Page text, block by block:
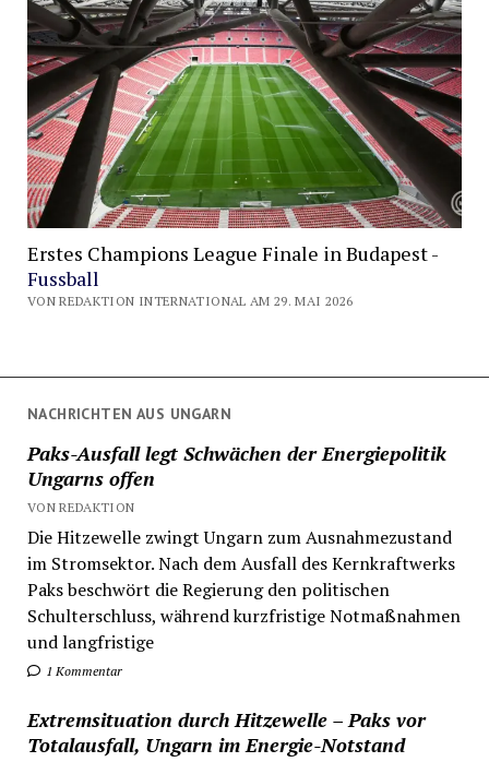
NACHRICHTEN AUS UNGARN
Paks-Ausfall legt Schwächen der Energiepolitik
Ungarns offen
VON REDAKTION
Die Hitzewelle zwingt Ungarn zum Ausnahmezustand
im Stromsektor. Nach dem Ausfall des Kernkraftwerks
Paks beschwört die Regierung den politischen
Schulterschluss, während kurzfristige Notmaßnahmen
und langfristige
1 Kommentar
Extremsituation durch Hitzewelle – Paks vor
Totalausfall, Ungarn im Energie-Notstand
Erstes Champions League Finale in Budapest -
Fussball
VON REDAKTION INTERNATIONAL AM 29. MAI 2026